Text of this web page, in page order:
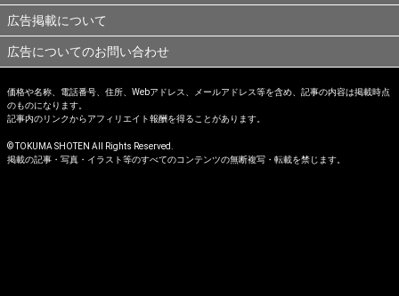
広告掲載について
広告についてのお問い合わせ
価格や名称、電話番号、住所、Webアドレス、メールアドレス等を含め、記事の内容は掲載時点
のものになります。
記事内のリンクからアフィリエイト報酬を得ることがあります。
© TOKUMA SHOTEN All Rights Reserved.
掲載の記事・写真・イラスト等のすべてのコンテンツの無断複写・転載を禁じます。